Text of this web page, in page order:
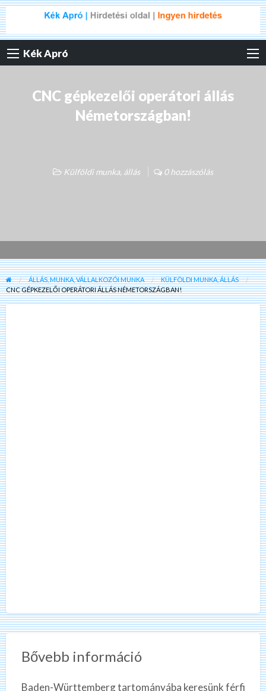
Kék Apró
CNC gépkezelői operátori állás
Németországban!
Külföldi munka, állás 0 hozzászólás
ÁLLÁS, MUNKA, VÁLLALKOZÓI MUNKA
KÜLFÖLDI MUNKA, ÁLLÁS
CNC GÉPKEZELŐI OPERÁTORI ÁLLÁS NÉMETORSZÁGBAN!
Bővebb információ
Baden-Württemberg tartományába keresünk férfi